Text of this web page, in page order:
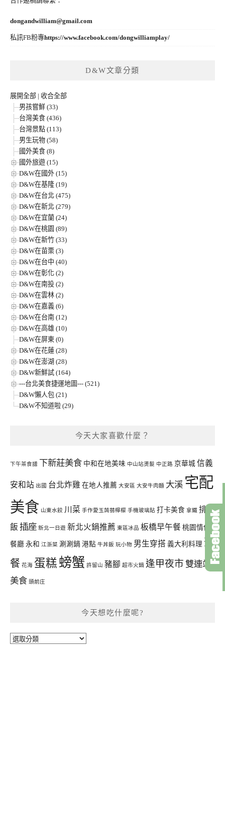
dongandwilliam@gmail.com
私訊FB粉專https://www.facebook.com/dongwilliamplay/
D&W文章分類
展開全部 | 收合全部
男孩嘗鮮 (33)
台灣美食 (436)
台灣景點 (113)
男生玩物 (58)
國外美食 (8)
國外旅遊 (15)
D&W在國外 (15)
D&W在基隆 (19)
D&W在台北 (475)
D&W在新北 (279)
D&W在宜蘭 (24)
D&W在桃園 (89)
D&W在新竹 (33)
D&W在苗栗 (3)
D&W在台中 (40)
D&W在彰化 (2)
D&W在南投 (2)
D&W在雲林 (2)
D&W在嘉義 (6)
D&W在台南 (12)
D&W在高雄 (10)
D&W在屏東 (0)
D&W在花蓮 (28)
D&W在澎湖 (28)
D&W新鮮試 (164)
---台北美食捷運地圖--- (521)
D&W懶人包 (21)
D&W不知道啦 (29)
今天大家喜歡什麼？
下午茶食譜 下新莊美食 中和在地美味 中山站燙髮 中正路 京華城 信義
安和站 出國 台北炸雞 在地人推薦 大安區 大安牛肉麵 大溪 宅配
美食 山東水餃 川菜 手作愛玉蒟蒻檸檬 手機玻璃貼 打卡美食 拿鐵 排骨
飯 插座 新北一日遊 新北火鍋推薦 東區冰品 板橋早午餐 桃園情侶
餐廳 永和 江浙菜 涮涮鍋 港點 牛丼飯 玩小物 男生穿搭 義大利料理 聚
餐 花海 蛋糕 螃蟹 許留山 豬腳 超市火鍋 逢甲夜市 雙連站
美食 頭前庄
今天想吃什麼呢?
今